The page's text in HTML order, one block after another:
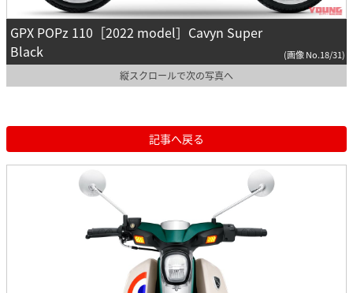
GPX POPz 110［2022 model］Cavyn Super
Black
(画像 No.18/31)
縦スクロールで次の写真へ
記事へ戻る